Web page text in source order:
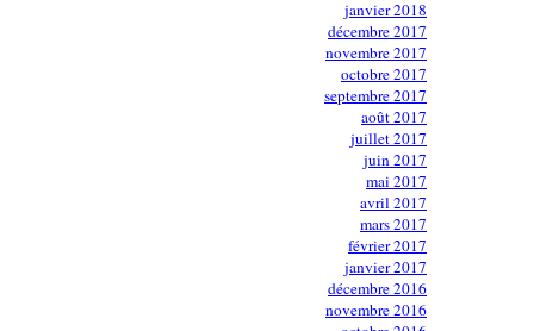
janvier 2018
décembre 2017
novembre 2017
octobre 2017
septembre 2017
août 2017
juillet 2017
juin 2017
mai 2017
avril 2017
mars 2017
février 2017
janvier 2017
décembre 2016
novembre 2016